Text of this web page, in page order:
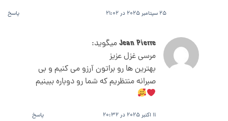
25 سپتامبر 2025 در 21:02 پاسخ
Jean Pierreمیگوید:
مرسی غزل عزیز
بهترین ها رو براتون آرزو می کنیم و بی
صبرانه منتظریم که شما رو دوباره ببینیم
11 اکتبر 2025 در 20:32 پاسخ